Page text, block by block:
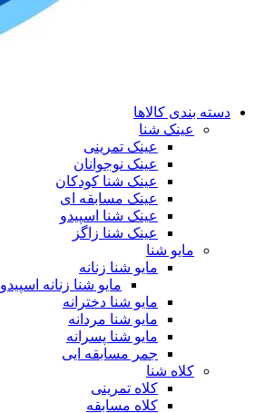
دسته بندی کالاها
عینک شنا
عینک تمرینی
عینک نوجوانان
عینک شنا کودکان
عینک مسابقه ای
عینک شنا اسپیدو
عینک شنا زاگز
مایو شنا
مایو شنا زنانه
مایو شنا زنانه اسپیدو
مایو شنا دخترانه
مایو شنا مردانه
مایو شنا پسرانه
جمر مسابقه ایی
کلاه شنا
کلاه تمرینی
کلاه مسابقه